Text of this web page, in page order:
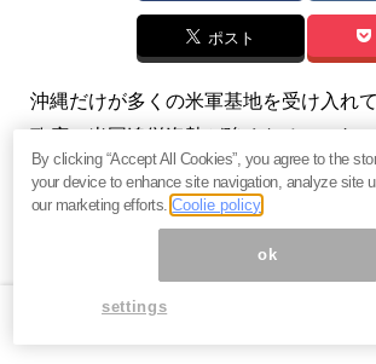
ポスト
沖縄だけが多くの米軍基地を受け入れ
政府の米国追従姿勢が強くなるにつれ
からの独立」を求める声も大きくなっ
です。（『らぽーる・マガジン
らぽーる・マガジン
By clicking “Accept All Cookies”, you agree to the
your device to enhance site navigation, analyze site
our marketing efforts.Coolie policy
ok
settings